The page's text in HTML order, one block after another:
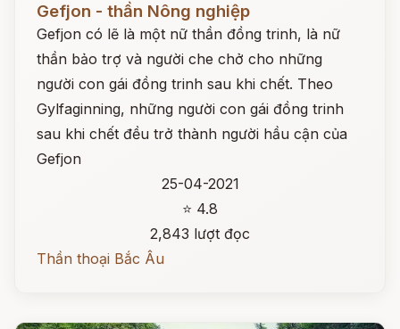
Gefjon - thần Nông nghiệp
Gefjon có lẽ là một nữ thần đồng trinh, là nữ
thần bảo trợ và người che chở cho những
người con gái đồng trinh sau khi chết. Theo
Gylfaginning, những người con gái đồng trinh
sau khi chết đều trở thành người hầu cận của
Gefjon
25-04-2021
⭐ 4.8
2,843 lượt đọc
Thần thoại Bắc Âu